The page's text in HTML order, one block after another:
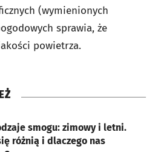
(wymienionych
sprawia, że
powietrza.
smogu: zimowy i letni.
różnią i dlaczego nas